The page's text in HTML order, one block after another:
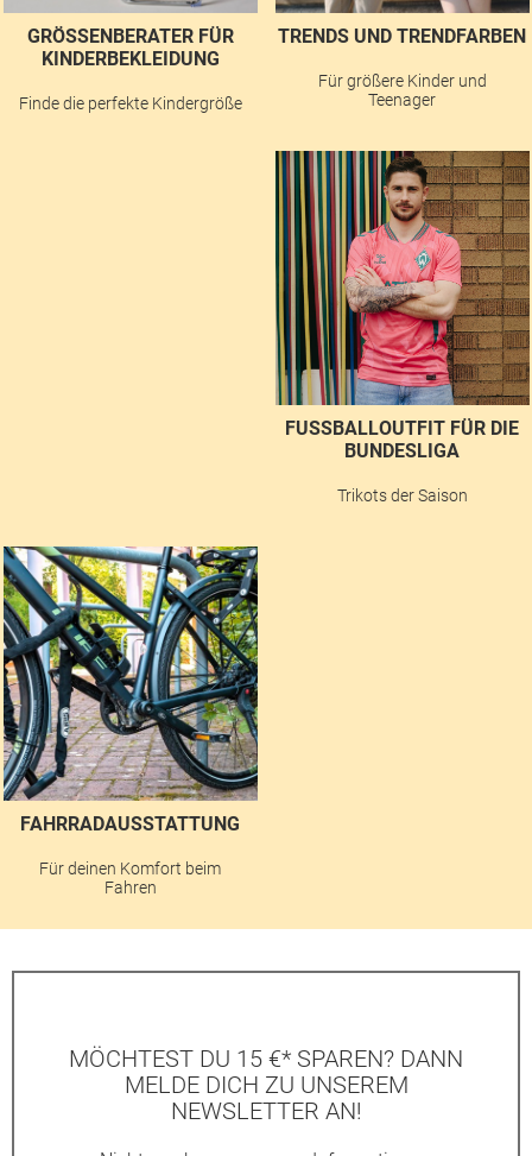
GRÖSSENBERATER FÜR K
INDERBEKLEIDUNG
Finde die perfekte Kindergröße
TRENDS UND TRENDFARBEN
Für größere Kinder und
Teenager
FUSSBALLOUTFIT FÜR DIE B
UNDESLIGA
Trikots der Saison
FAHRRADAUSSTATTUNG
Für deinen Komfort beim
Fahren
MÖCHTEST DU 15 €* SPAREN? DANN
MELDE DICH ZU UNSEREM
NEWSLETTER AN!